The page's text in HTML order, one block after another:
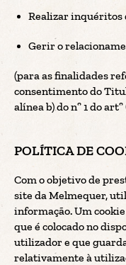
Realizar inquéritos
Gerir o
(para as finalidades
consentimento do
alínea b) do nº 1 do artº
POLÍTICA DE
Com o objetivo de
site da Melmequer,
informação. Um
que é colocado no
utilizador e que
relativamente à